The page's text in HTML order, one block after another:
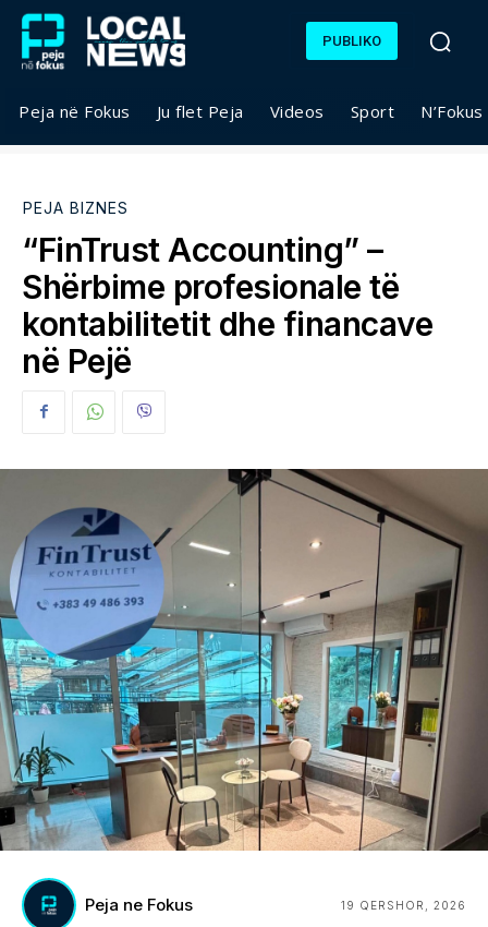
PUBLIKO
Peja në Fokus Ju flet Peja Videos Sport
PEJA BIZNES
“FinTrust Accounting” –
Shërbime profesionale të
kontabilitetit dhe financave
në Pejë
Peja ne Fokus 19 QERSHOR, 2026